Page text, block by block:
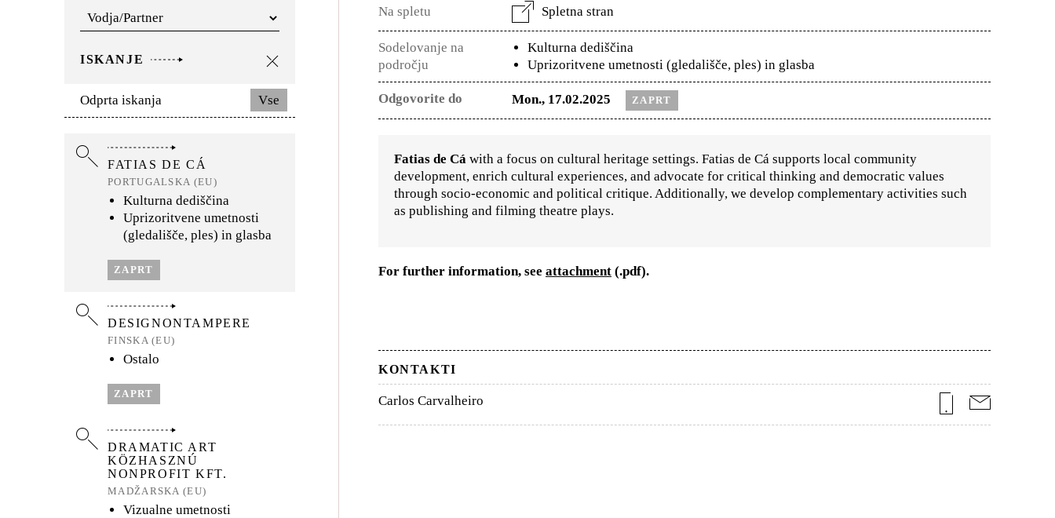
ISKANJE
Odprta iskanja Vse
GATO ESCALDADO
TEATRO
Uprizoritvene umetnosti
ZAPRT
FATIAS DE CÁ
PORTUGALSKA (EU)
Kulturna dediščina
Uprizoritvene umetnosti
(gledališče, ples) in glasba
ZAPRT
DESIGNONTAMPERE
FINSKA (EU)
Ostalo
ZAPRT
DRAMATIC ART
KÖZHASZNÚ
NONPROFIT KFT.
MADŽARSKA (EU)
Vizualne umetnosti
Na spletu Spletna stran
Sodelovanje na
področju
Kulturna dediščina
Uprizoritvene umetnosti (gledališče, ples) in glasba
Odgovorite do Mon., 17.02.2025 ZAPRT
Fatias de Cá with a focus on cultural heritage settings. Fatias de Cá supports local community
development, enrich cultural experiences, and advocate for critical thinking and democratic values
through socio-economic and political critique. Additionally, we develop complementary activities such
as publishing and filming theatre plays.
For further information, see attachment (.pdf).
KONTAKTI
Carlos Carvalheiro